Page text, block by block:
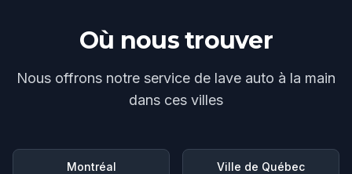
Où nous trouver
Nous offrons notre service de lave auto à la main
dans ces villes
Montréal Ville de Québec